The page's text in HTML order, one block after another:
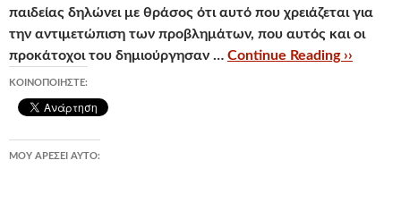
παιδείας δηλώνει με θράσος ότι αυτό που χρειάζεται για
την αντιμετώπιση των προβλημάτων, που αυτός και οι
προκάτοχοι του δημιούργησαν … Continue Reading ››
ΚΟΙΝΟΠΟΙΉΣΤΕ:
ΜΟΥ ΑΡΈΣΕΙ ΑΥΤΌ: